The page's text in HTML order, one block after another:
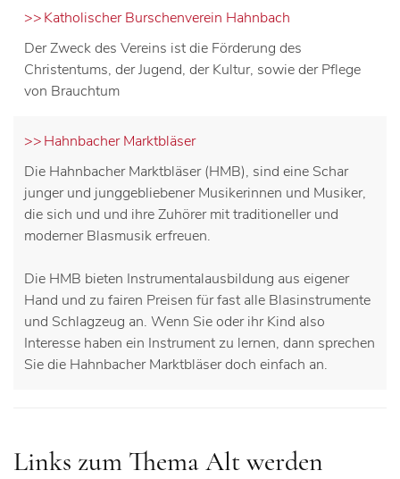
Katholischer Burschenverein Hahnbach
Der Zweck des Vereins ist die Förderung des
Christentums, der Jugend, der Kultur, sowie der Pflege
von Brauchtum
Hahnbacher Marktbläser
Die Hahnbacher Marktbläser (HMB), sind eine Schar
junger und junggebliebener Musikerinnen und Musiker,
die sich und und ihre Zuhörer mit traditioneller und
moderner Blasmusik erfreuen.
Die HMB bieten Instrumentalausbildung aus eigener
Hand und zu fairen Preisen für fast alle Blasinstrumente
und Schlagzeug an. Wenn Sie oder ihr Kind also
Interesse haben ein Instrument zu lernen, dann sprechen
Sie die Hahnbacher Marktbläser doch einfach an.
Links zum Thema Alt werden